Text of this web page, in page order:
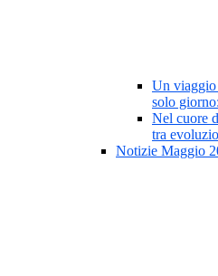
Un viaggio
solo
Nel cuore
tra
Notizie Maggio